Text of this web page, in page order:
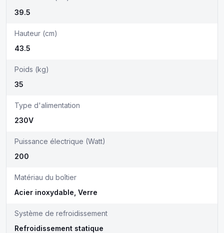
39.5
Hauteur (cm)
43.5
Poids (kg)
35
Type d'alimentation
230V
Puissance électrique (Watt)
200
Matériau du boîtier
Acier inoxydable, Verre
Système de refroidissement
Refroidissement statique